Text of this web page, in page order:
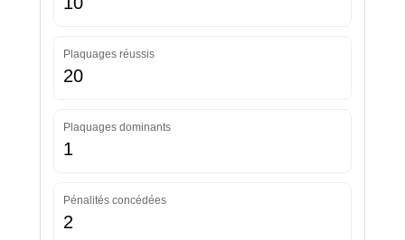
Plaquages réussis
20
Plaquages dominants
1
Pénalités concédées
2